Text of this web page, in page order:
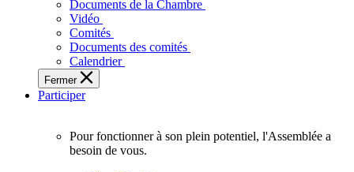
touchent
des
Ontariennes
et
Documents de la Chambre
Vidéo
Comités
Documents des comités
Calendrier
Fermer
Participer
Pour fonctionner à son plein potentiel, l'Assemblée a
besoin de vous.